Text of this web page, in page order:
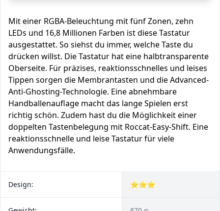
Mit einer RGBA-Beleuchtung mit fünf Zonen, zehn
LEDs und 16,8 Millionen Farben ist diese Tastatur
ausgestattet. So siehst du immer, welche Taste du
drücken willst. Die Tastatur hat eine halbtransparente
Oberseite. Für präzises, reaktionsschnelles und leises
Tippen sorgen die Membrantasten und die Advanced-
Anti-Ghosting-Technologie. Eine abnehmbare
Handballenauflage macht das lange Spielen erst
richtig schön. Zudem hast du die Möglichkeit einer
doppelten Tastenbelegung mit Roccat-Easy-Shift. Eine
reaktionsschnelle und leise Tastatur für viele
Anwendungsfälle.
Design: ⭐⭐⭐